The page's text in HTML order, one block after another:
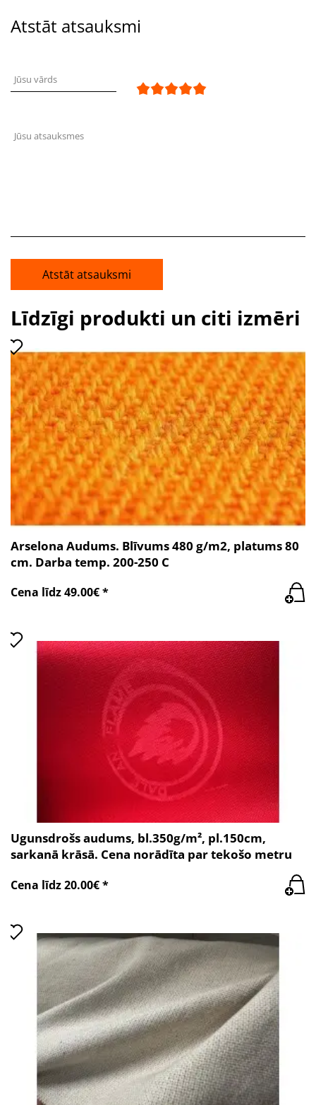
Atstāt atsauksmi
Jūsu vārds
Jūsu atsauksmes
Atstāt atsauksmi
Līdzīgi produkti un citi izmēri
Arselona Audums. Blīvums 480 g/m2, platums 80
cm. Darba temp. 200-250 C
Cena līdz 49.00€ *
Ugunsdrošs audums, bl.350g/m², pl.150cm,
sarkanā krāsā. Cena norādīta par tekošo metru
Cena līdz 20.00€ *